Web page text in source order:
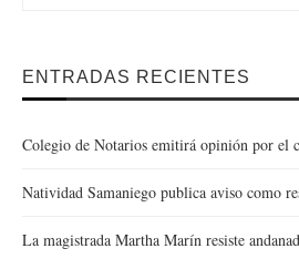
ENTRADAS RECIENTES
Colegio de Notarios emitirá opinión por el
Natividad Samaniego publica aviso como
La magistrada Martha Marín resiste